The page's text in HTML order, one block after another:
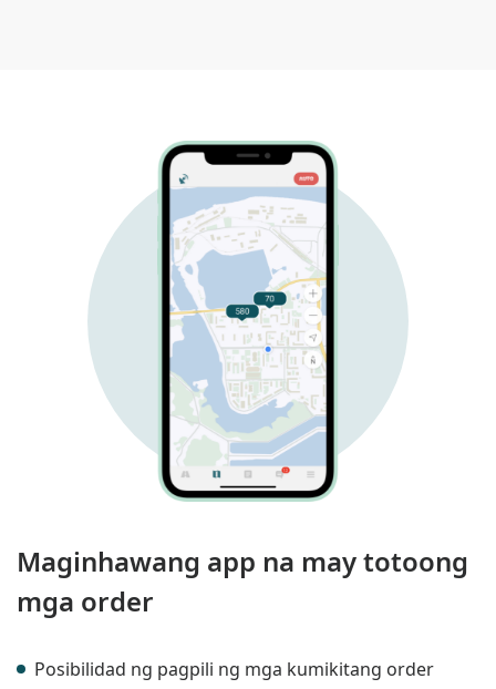
Maginhawang app na may totoong
mga order
Posibilidad ng pagpili ng mga kumikitang order